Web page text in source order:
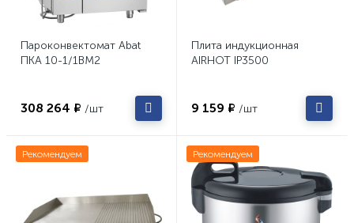
Пароконвектомат Abat
ПКА 10-1/1ВМ2
308 264 ₽ /шт
Плита индукционная
AIRHOT IP3500
9 159 ₽ /шт
Рекомендуем Рекомендуем